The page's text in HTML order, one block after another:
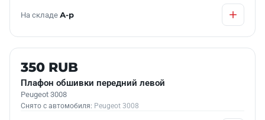
На складе А-р
Б/У В НАЛИЧИИ
350 RUB
Плафон обшивки передний левой
Peugeot 3008
Снято с автомобиля: Peugeot 3008